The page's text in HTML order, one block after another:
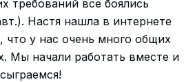
требований все боялись
Настя нашла в интернете
что у нас очень много общих
Мы начали работать вместе и